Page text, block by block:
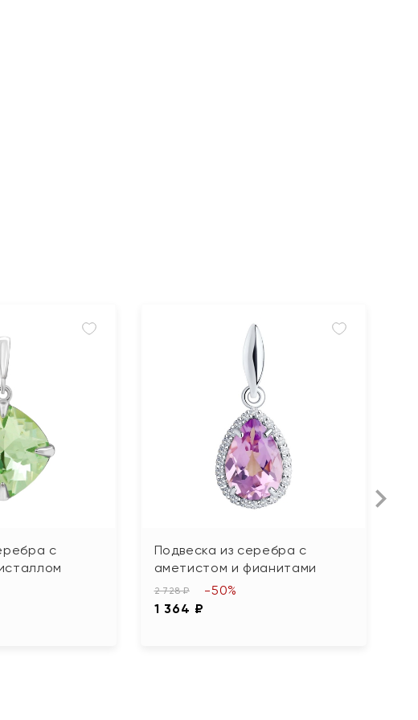
с
Подвеска из серебра с
аметистом и фианитами
2 728 ₽
1 364 ₽
-50%